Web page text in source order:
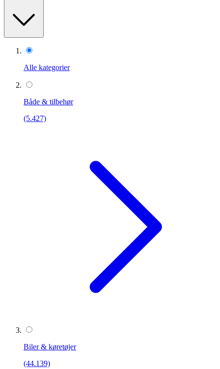
Alle kategorier
Både & tilbehør
(5.427)
Biler & køretøjer
(44.139)